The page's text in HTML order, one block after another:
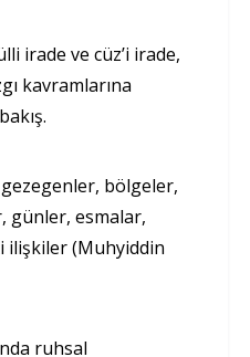
irade ve cüz’i irade,
kavramlarına
bölgeler,
günler, esmalar,
ilişkiler (Muhyiddin
ruhsal